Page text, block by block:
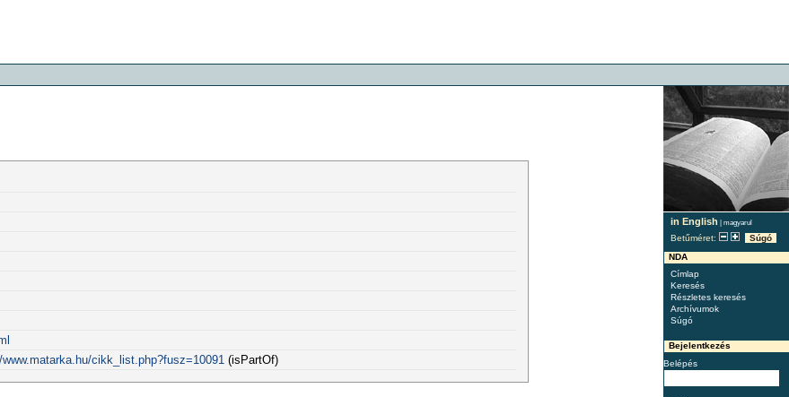
in English | magyarul
Betűméret:
Súgó
NDA
Címlap
Keresés
Részletes keresés
Archívumok
Súgó
Bejelentkezés
Belépés
www.matarka.hu/cikk_list.php?fusz=10091 (isPartOf)